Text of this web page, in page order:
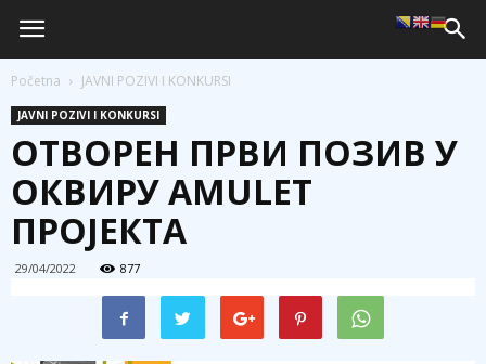
Početna JAVNI POZIVI I KONKURSI
JAVNI POZIVI I KONKURSI
ОТВОРЕН ПРВИ ПОЗИВ У
ОКВИРУ AMULET
ПРОЈЕКТА
29/04/2022 877